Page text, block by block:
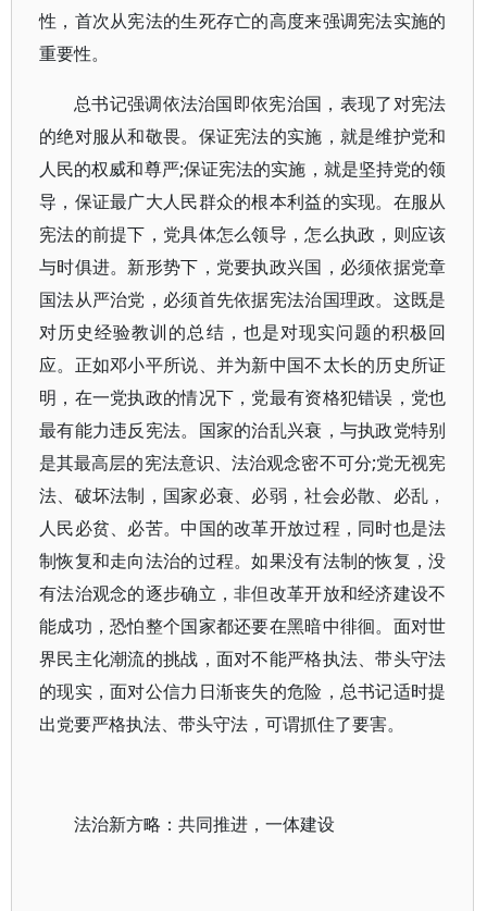
性，首次从宪法的生死存亡的高度来强调宪法实施的
重要性。
总书记强调依法治国即依宪治国，表现了对宪法
的绝对服从和敬畏。保证宪法的实施，就是维护党和
人民的权威和尊严;保证宪法的实施，就是坚持党的领
导，保证最广大人民群众的根本利益的实现。在服从
宪法的前提下，党具体怎么领导，怎么执政，则应该
与时俱进。新形势下，党要执政兴国，必须依据党章
国法从严治党，必须首先依据宪法治国理政。这既是
对历史经验教训的总结，也是对现实问题的积极回
应。正如邓小平所说、并为新中国不太长的历史所证
明，在一党执政的情况下，党最有资格犯错误，党也
最有能力违反宪法。国家的治乱兴衰，与执政党特别
是其最高层的宪法意识、法治观念密不可分;党无视宪
法、破坏法制，国家必衰、必弱，社会必散、必乱，
人民必贫、必苦。中国的改革开放过程，同时也是法
制恢复和走向法治的过程。如果没有法制的恢复，没
有法治观念的逐步确立，非但改革开放和经济建设不
能成功，恐怕整个国家都还要在黑暗中徘徊。面对世
界民主化潮流的挑战，面对不能严格执法、带头守法
的现实，面对公信力日渐丧失的危险，总书记适时提
出党要严格执法、带头守法，可谓抓住了要害。
法治新方略：共同推进，一体建设